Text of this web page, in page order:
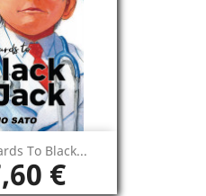
To Black...
€